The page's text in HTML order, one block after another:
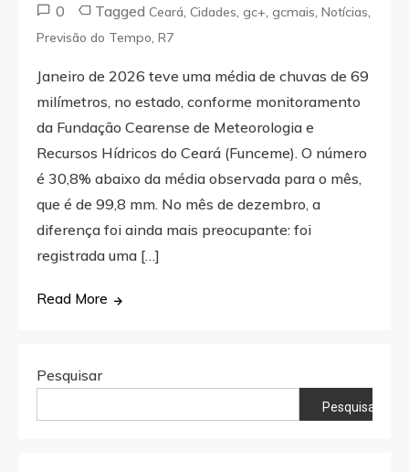
0 TaggedCeará,Cidades,gc+,gcmais,Notícias,
Previsão do Tempo,R7
Janeiro de 2026 teve uma média de chuvas de 69
milímetros, no estado, conforme monitoramento
da Fundação Cearense de Meteorologia e
Recursos Hídricos do Ceará (Funceme). O número
é 30,8% abaixo da média observada para o mês,
que é de 99,8 mm. No mês de dezembro, a
diferença foi ainda mais preocupante: foi
registrada uma […]
Read More
Pesquisar
Pesquisar